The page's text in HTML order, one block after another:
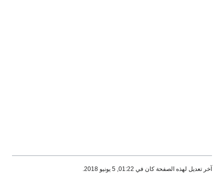
آخر تعديل لهذه الصفحة كان في 01:22, 5 يونيو 2018.